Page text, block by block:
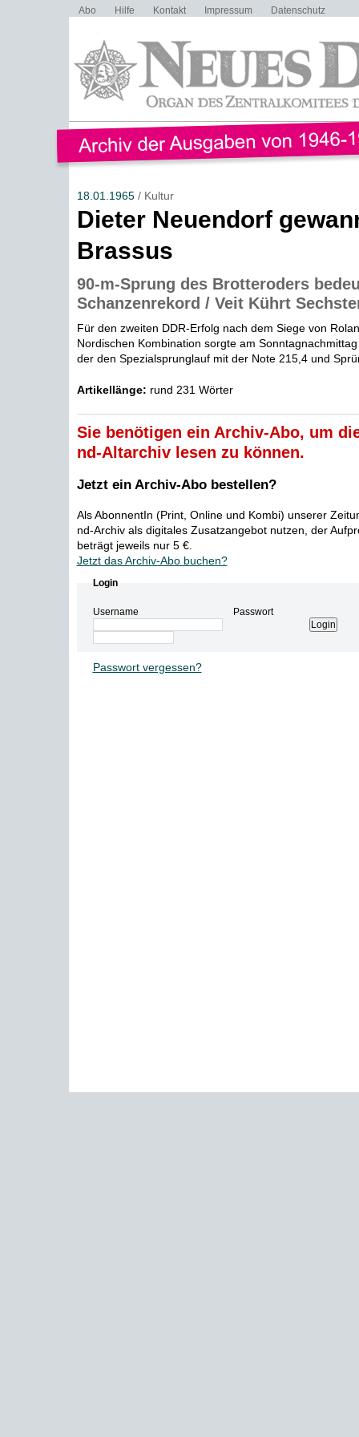
Abo Hilfe Kontakt Impressum Datenschutz
18.01.1965/ Kultur
Dieter Neuendorf
Brassus
90-m-Sprung des Brotteroders
Schanzenrekord / Veit Kührt
Für den zweiten DDR-Erfolg nach dem Siege von
Nordischen Kombination sorgte am
der den Spezialsprunglauf mit der Note 215,4 und
Artikellänge: rund 231 Wörter
Sie benötigen ein Archiv-Abo, um
nd-Altarchiv lesen zu können.
Jetzt ein Archiv-Abo bestellen?
Als AbonnentIn (Print, Online und Kombi) unserer
nd-Archiv als digitales Zusatzangebot nutzen, der
beträgt jeweils nur 5 €.
Jetzt das Archiv-Abo buchen?
Login
Username Passwort
Passwort vergessen?